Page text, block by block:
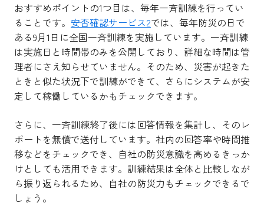
おすすめポイントの1つ目は、毎年一斉訓練を行ってい
ることです。 安否確認サービス2では、毎年防災の日で
ある9月1日に全国一斉訓練を実施しています。一斉訓練
は実施日と時間帯のみを公開しており、詳細な時間は管
理者にさえ知らせていません。そのため、災害が起きた
ときと似た状況下で訓練ができて、さらにシステムが安
定して稼働しているかもチェックできます。
さらに、一斉訓練終了後には回答情報を集計し、そのレ
ポートを無償で送付しています。社内の回答率や時間推
移などをチェックでき、自社の防災意識を高めるきっか
けとしても活用できます。訓練結果は全体と比較しなが
ら振り返られるため、自社の防災力もチェックできるで
しょう。